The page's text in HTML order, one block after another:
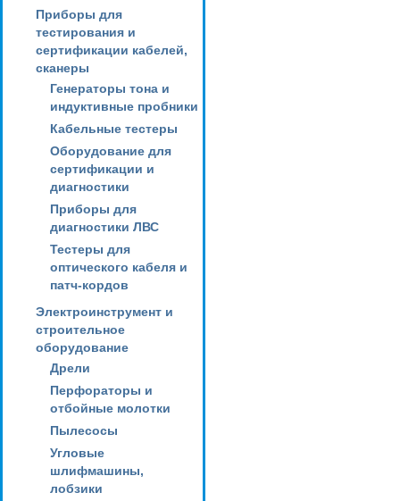
Приборы для
тестирования и
сертификации кабелей,
сканеры
Генераторы тона и
индуктивные пробники
Кабельные тестеры
Оборудование для
сертификации и
диагностики
Приборы для
диагностики ЛВС
Тестеры для
оптического кабеля и
патч-кордов
Электроинструмент и
строительное
оборудование
Дрели
Перфораторы и
отбойные молотки
Пылесосы
Угловые
шлифмашины,
лобзики